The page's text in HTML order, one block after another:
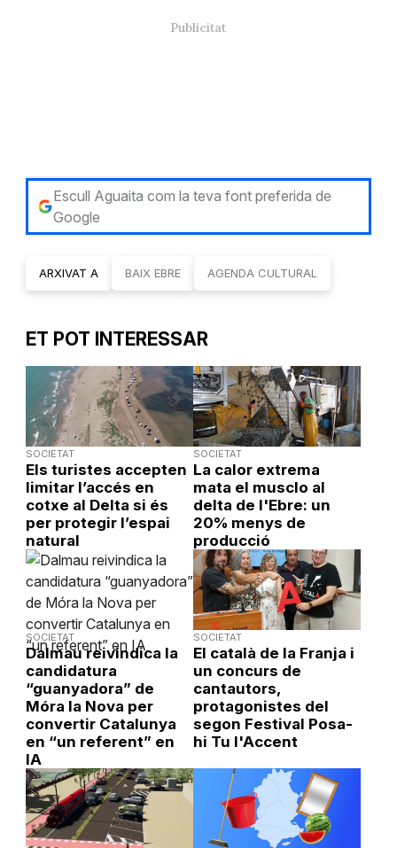
Escull Aguaita com la teva font preferida de
Google
ARXIVAT A BAIX EBRE AGENDA CULTURAL
ET POT INTERESSAR
SOCIETAT
Els turistes accepten
limitar l’accés en
cotxe al Delta si és
per protegir l’espai
natural
SOCIETAT
La calor extrema
mata el musclo al
delta de l'Ebre: un
20% menys de
producció
SOCIETAT
Dalmau reivindica la
candidatura
“guanyadora” de
Móra la Nova per
convertir Catalunya
en “un referent” en
IA
SOCIETAT
El català de la Franja i
un concurs de
cantautors,
protagonistes del
segon Festival Posa-
hi Tu l'Accent